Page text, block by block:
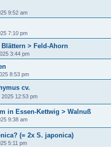
9:52 am
7:10 pm
> Feld-Ahorn
3:44 pm
8:53 pm
cv.
2025 12:53 pm
in Essen-Kettwig > Walnuß
9:38 am
(= 2x S. japonica)
5:11 pm